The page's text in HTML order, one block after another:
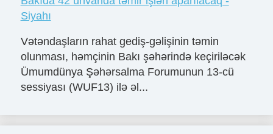
Siyahı
Vətəndaşların rahat gediş-gəlişinin təmin
olunması, həmçinin Bakı şəhərində keçiriləcək
Ümumdünya Şəhərsalma Forumunun 13-cü
sessiyası (WUF13) ilə əl...